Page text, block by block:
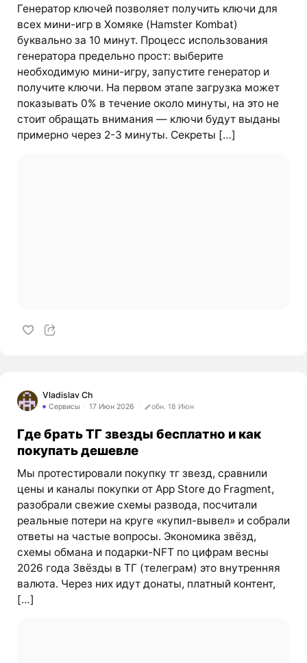
Генератор ключей позволяет получить ключи для
всех мини-игр в Хомяке (Hamster Kombat)
буквально за 10 минут. Процесс использования
генератора предельно прост: выберите
необходимую мини-игру, запустите генератор и
получите ключи. На первом этапе загрузка может
показывать 0% в течение около минуты, на это не
стоит обращать внимания — ключи будут выданы
примерно через 2-3 минуты. Секреты […]
Vladislav Ch
Сервисы 17 Июн 2026 обн. 18 Июн
Где брать ТГ звезды бесплатно и как
покупать дешевле
Мы протестировали покупку тг звезд, сравнили
цены и каналы покупки от App Store до Fragment,
разобрали свежие схемы развода, посчитали
реальные потери на круге «купил-вывел» и собрали
ответы на частые вопросы. Экономика звёзд,
схемы обмана и подарки-NFT по цифрам весны
2026 года Звёзды в ТГ (телеграм) это внутренняя
валюта. Через них идут донаты, платный контент,
[…]